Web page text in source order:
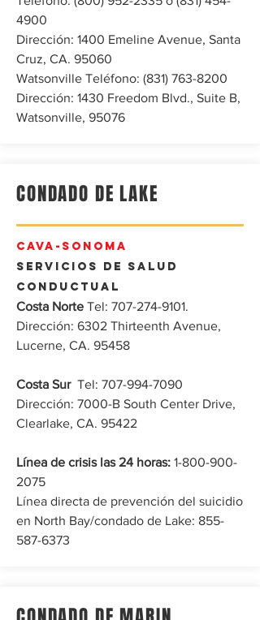
4900
Dirección: 1400 Emeline Avenue, Santa
Cruz, CA. 95060
Watsonville Teléfono: (831) 763-8200
Dirección: 1430 Freedom Blvd., Suite B,
Watsonville, 95076
CONDADO DE LAKE
CAVA-SONOMA
Servicios de salud
conductual
Costa Norte Tel: 707-274-9101.
Dirección: 6302 Thirteenth Avenue,
Lucerne, CA. 95458
Costa Sur‎ ‎Tel: 707-994-7090
Dirección: 7000-B South Center Drive,
Clearlake, CA. 95422
Línea de crisis las 24 horas: 1-800-900-
2075
Línea directa de prevención del suicidio
en North Bay/condado de Lake: 855-
587-6373